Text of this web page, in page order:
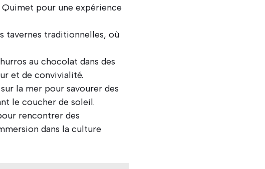
pour une expérience
tavernes traditionnelles, où
au chocolat dans des
et de convivialité.
la mer pour savourer des
le coucher de soleil.
rencontrer des
dans la culture